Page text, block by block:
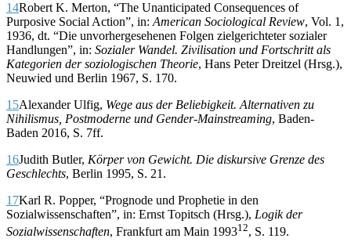
14Robert K. Merton, “The Unanticipated Consequences of
Purposive Social Action”, in: American Sociological Review, Vol. 1,
1936, dt. “Die unvorhergesehenen Folgen zielgerichteter sozialer
Handlungen”, in: Sozialer Wandel. Zivilisation und Fortschritt als
Kategorien der soziologischen Theorie, Hans Peter Dreitzel (Hrsg.),
Neuwied und Berlin 1967, S. 170.
15Alexander Ulfig, Wege aus der Beliebigkeit. Alternativen zu
Nihilismus, Postmoderne und Gender-Mainstreaming, Baden-
Baden 2016, S. 7ff.
16Judith Butler, Körper von Gewicht. Die diskursive Grenze des
Geschlechts, Berlin 1995, S. 21.
17Karl R. Popper, “Prognode und Prophetie in den
Sozialwissenschaften”, in: Ernst Topitsch (Hrsg.), Logik der
Sozialwissenschaften, Frankfurt am Main 199312, S. 119.